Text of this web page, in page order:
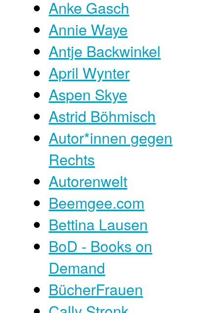
Anke Gasch
Annie Waye
Antje Backwinkel
April Wynter
Aspen Skye
Astrid Böhmisch
Autor*innen gegen
Rechts
Autorenwelt
Beemgee.com
Bettina Lausen
BoD - Books on
Demand
BücherFrauen